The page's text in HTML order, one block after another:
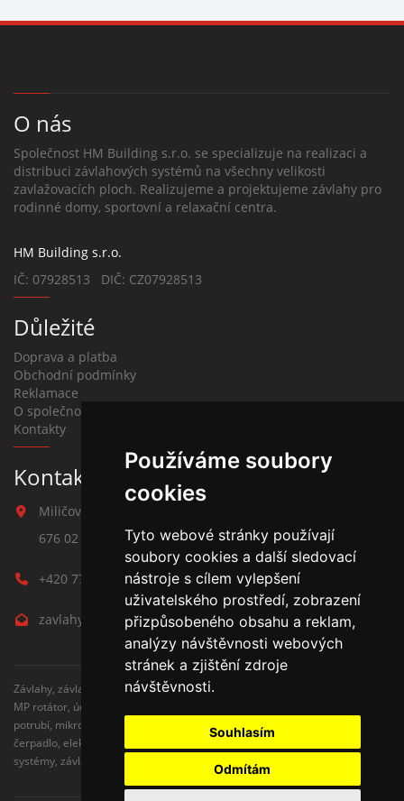
Používáme soubory
cookies
Tyto webové stránky používají
soubory cookies a další sledovací
nástroje s cílem vylepšení
uživatelského prostředí, zobrazení
přizpůsobeného obsahu a reklam,
analýzy návštěvnosti webových
stránek a zjištění zdroje
návštěvnosti.
Souhlasím
Odmítám
O nás
Společnost HM Building s.r.o. se specializuje na realizaci a
distribuci závlahových systémů na všechny velikosti
zavlažovacích ploch. Realizujeme a projektujeme závlahy pro
rodinné domy, sportovní a relaxační centra.
HM Building s.r.o.
IČ: 07928513 DIČ: CZ07928513
Důležité
Doprava a platba
Obchodní podmínky
Reklamace
O společnosti
Kontakty
Kontakt na závlahy
Miličova 541
676 02 Moravské Budějovice
+420 777 780 938
zavlahy@hmbuilding.cz
Závlahy, závlahové systémy, AZS, postřikovače, trysky, kapenkova závlaha,
MP rotátor, úderove postřikovače, automatické zavlažovaní, kapkovací
potrubí, mikrozávlaha, zahradní hadice, zahradní sloupky, Hunter,
čerpadlo, elektromagnetické ventily, zavlažovaní trávníku, zavlažovací
systémy, závlaha svépomocí, rozvodné potrubí, čidlo srážek